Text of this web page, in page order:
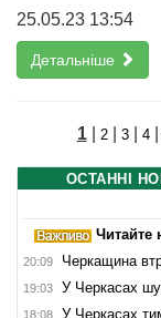
25.05.23 13:54
Детальніше
1| 2| 3| 4|
ОСТАННІ
Читайте
20:09 Черкащина
19:03 У Черкасах
18:08
У Черкасах